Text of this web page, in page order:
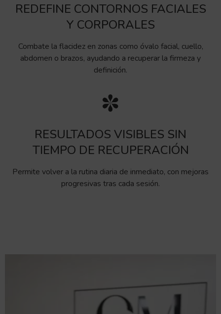
REDEFINE CONTORNOS FACIALES
Y CORPORALES
Combate la flacidez en zonas como óvalo facial, cuello,
abdomen o brazos, ayudando a recuperar la firmeza y
definición.
RESULTADOS VISIBLES SIN
TIEMPO DE RECUPERACIÓN
Permite volver a la rutina diaria de inmediato, con mejoras
progresivas tras cada sesión.